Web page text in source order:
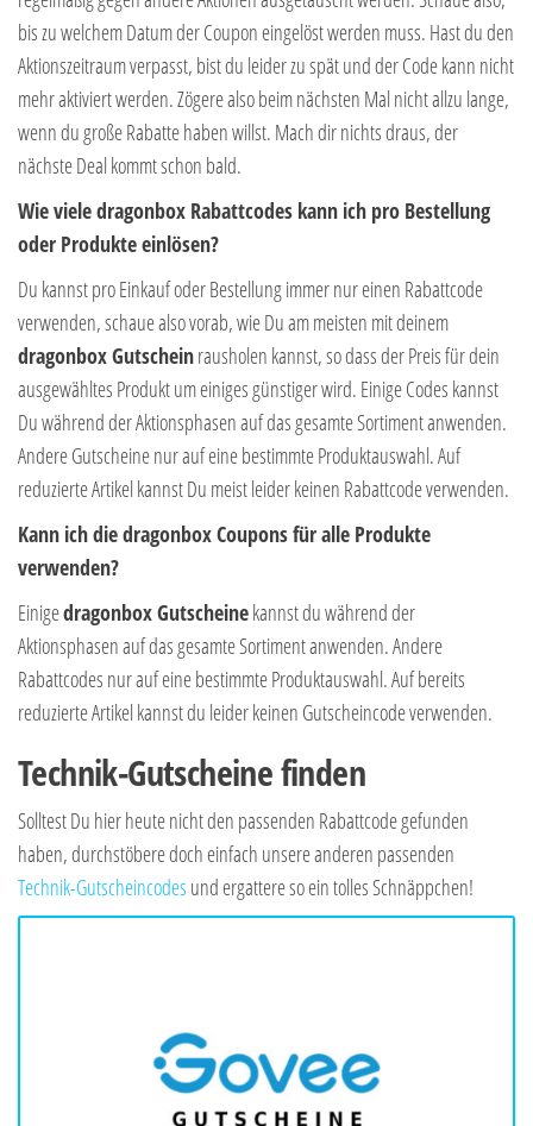
bis zu welchem Datum der Coupon eingelöst werden muss. Hast du den
Aktionszeitraum verpasst, bist du leider zu spät und der Code kann nicht
mehr aktiviert werden. Zögere also beim nächsten Mal nicht allzu lange,
wenn du große Rabatte haben willst. Mach dir nichts draus, der
nächste Deal kommt schon bald.
Wie viele dragonbox Rabattcodes kann ich pro Bestellung
oder Produkte einlösen?
Du kannst pro Einkauf oder Bestellung immer nur einen Rabattcode
verwenden, schaue also vorab, wie Du am meisten mit deinem
dragonbox Gutscheinrausholen kannst, so dass der Preis für dein
ausgewähltes Produkt um einiges günstiger wird. Einige Codes kannst
Du während der Aktionsphasen auf das gesamte Sortiment anwenden.
Andere Gutscheine nur auf eine bestimmte Produktauswahl. Auf
reduzierte Artikel kannst Du meist leider keinen Rabattcode verwenden.
Kann ich die dragonbox Coupons für alle Produkte
verwenden?
Einigedragonbox Gutscheinekannst du während der
Aktionsphasen auf das gesamte Sortiment anwenden. Andere
Rabattcodes nur auf eine bestimmte Produktauswahl. Auf bereits
reduzierte Artikel kannst du leider keinen Gutscheincode verwenden.
Technik-Gutscheine finden
Solltest Du hier heute nicht den passenden Rabattcode gefunden
haben, durchstöbere doch einfach unsere anderen passenden
Technik-Gutscheincodes und ergattere so ein tolles Schnäppchen!